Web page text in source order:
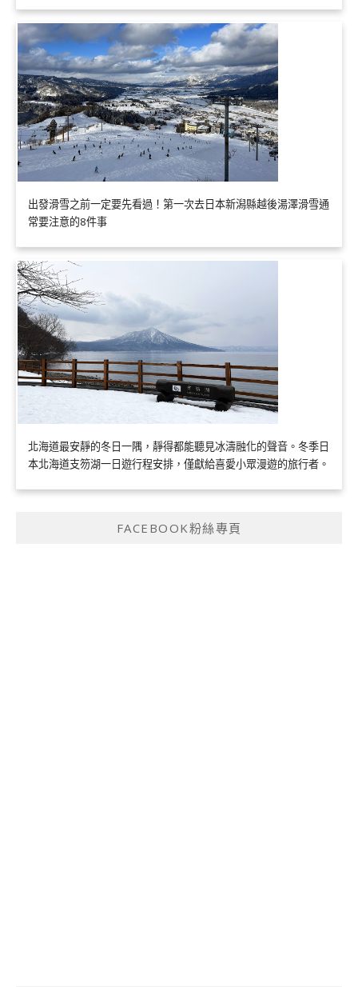
出發滑雪之前一定要先看過！第一次去日本新潟縣越後湯澤滑雪通
常要注意的8件事
北海道最安靜的冬日一隅，靜得都能聽見冰濤融化的聲音。冬季日
本北海道支笏湖一日遊行程安排，僅獻給喜愛小眾漫遊的旅行者。
FACEBOOK粉絲專頁